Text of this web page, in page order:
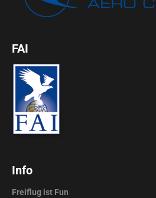
FAI
Info
Freiflug ist Fun